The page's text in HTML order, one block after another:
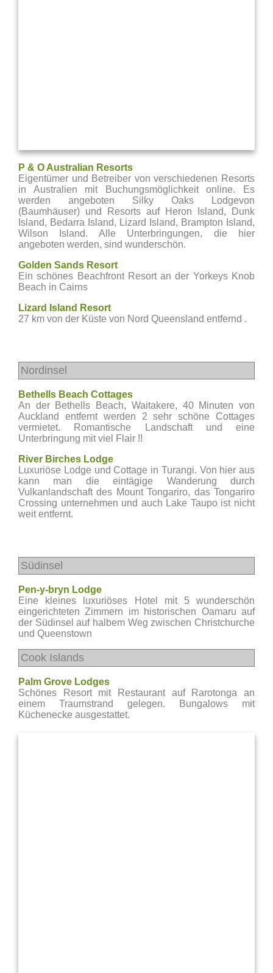
P & O Australian Resorts
Eigentümer und Betreiber von verschiedenen Resorts
in Australien mit Buchungsmöglichkeit online. Es
werden angeboten Silky Oaks Lodgevon
(Baumhäuser) und Resorts auf Heron Island, Dunk
Island, Bedarra Island, Lizard Island, Brampton Island,
Wilson Island. Alle Unterbringungen, die hier
angeboten werden, sind wunderschön.
Golden Sands Resort
Ein schönes Beachfront Resort an der Yorkeys Knob
Beach in Cairns
Lizard Island Resort
27 km von der Küste von Nord Queensland entfernd .
Nordinsel
Bethells Beach Cottages
An der Bethells Beach, Waitakere, 40 Minuten von
Auckland entfernt werden 2 sehr schöne Cottages
vermietet. Romantische Landschaft und eine
Unterbringung mit viel Flair !!
River Birches Lodge
Luxuriöse Lodge und Cottage in Turangi. Von hier aus
kann man die eintägige Wanderung durch
Vulkanlandschaft des Mount Tongariro, das Tongariro
Crossing unternehmen und auch Lake Taupo ist nicht
weit entfernt.
Südinsel
Pen-y-bryn Lodge
Eine kleines luxuriöses Hotel mit 5 wunderschön
eingerichteten Zimmern im historischen Oamaru auf
der Südinsel auf halbem Weg zwischen Christchurche
und Queenstown
Cook Islands
Palm Grove Lodges
Schönes Resort mit Restaurant auf Rarotonga an
einem Traumstrand gelegen. Bungalows mit
Küchenecke ausgestattet.